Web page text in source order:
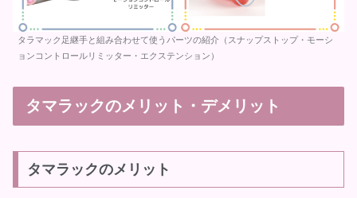
タラマック足継手と組み合わせて使うパーツの紹介（スナップストップ・モーシ
ョンコントロールリミッター・エクステンション）
タマラックのメリット・デメリット
タマラックのメリット